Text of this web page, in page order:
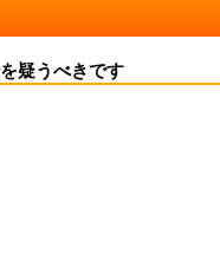
疑うべきです